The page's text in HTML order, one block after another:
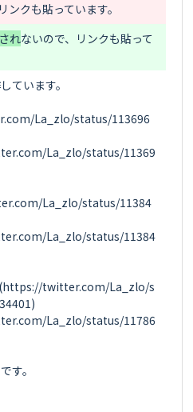
れないので、リンクも貼って
ています。
La_zlo/status/113696
La_zlo/status/11369
La_zlo/status/11384
La_zlo/status/11384
twitter.com/La_zlo/s
La_zlo/status/11786
す。